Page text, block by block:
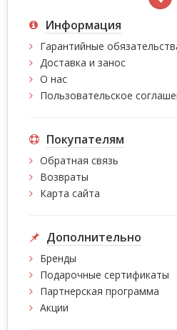
Информация
Гарантийные
Доставка и занос
О нас
Пользовательское
Покупателям
Обратная связь
Возвраты
Карта сайта
Дополнительно
Бренды
Подарочные сертификаты
Партнерская программа
Акции